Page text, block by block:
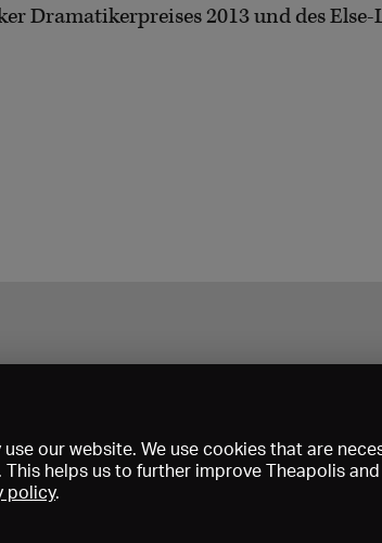
Dramatikerpreises 2013 und des Else-
our website. We use cookies that are
helps us to further improve Theapolis
policy.